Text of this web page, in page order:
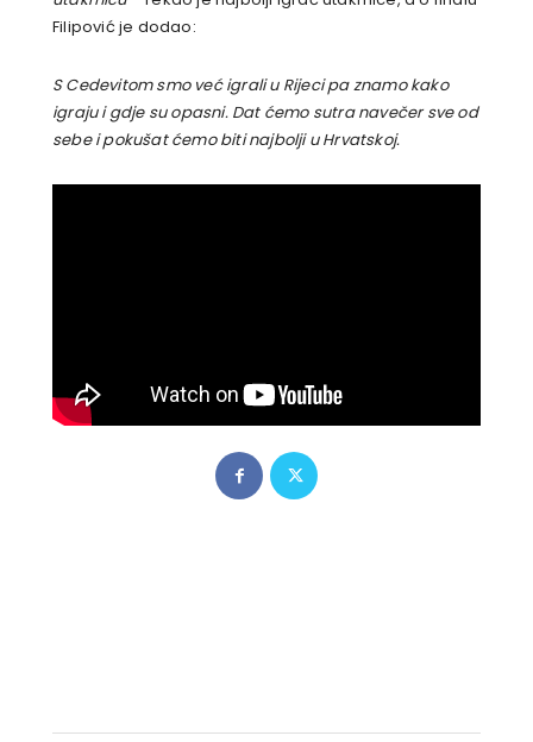
Filipović je dodao:
S Cedevitom smo već igrali u Rijeci pa znamo kako
igraju i gdje su opasni. Dat ćemo sutra navečer sve od
sebe i pokušat ćemo biti najbolji u Hrvatskoj.